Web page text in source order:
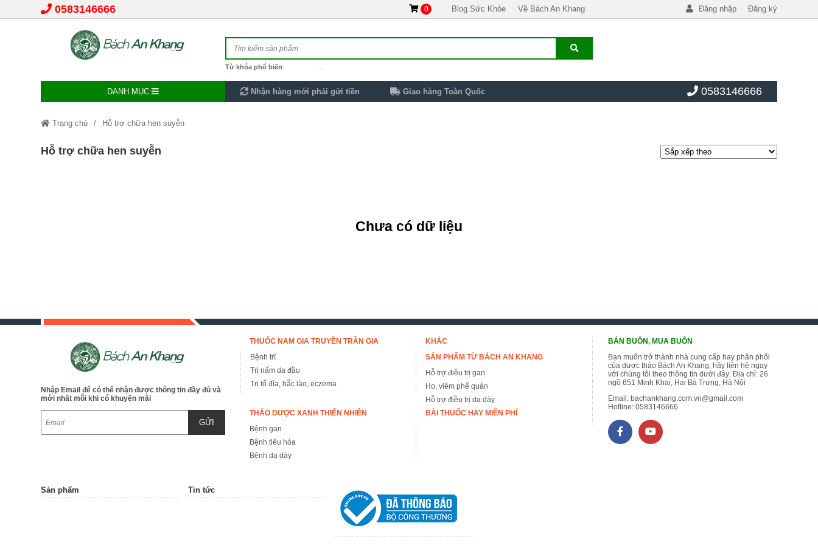
0583146666 0 Blog Sức Khỏe Về Bách An Khang Đăng nhập Đăng ký
Từ khóa phổ biến
DANH MỤC Nhận hàng mới phải gửi tiền Giao hàng Toàn Quốc 0583146666
Trang chủ Hỗ trợ chữa hen suyễn
Hỗ trợ chữa hen suyễn
Chưa có dữ liệu
Nhập Email để có thể nhận được thông tin đầy đủ và
mới nhất mỗi khi có khuyến mãi
GỬI
THUỐC NAM GIA TRUYỀN TRẦN GIA
Bệnh trĩ
Trị nấm da đầu
Trị tổ đỉa, hắc lào, eczema
KHÁC
SẢN PHẨM TỪ BÁCH AN KHANG
Hỗ trợ điều trị gan
Ho, viêm phế quản
Hỗ trợ điều trị dạ dày
THẢO DƯỢC XANH THIÊN NHIÊN
Bệnh gan
Bệnh tiêu hóa
Bệnh dạ dày
BÀI THUỐC HAY MIỄN PHÍ
BÁN BUÔN, MUA BUÔN
Bạn muốn trở thành nhà cung cấp hay phân phối
của dược thảo Bách An Khang, hãy liên hệ ngay
với chúng tôi theo thông tin dưới đây: Địa chỉ: 26
ngõ 651 Minh Khai, Hai Bà Trưng, Hà Nội
Email: bachankhang.com.vn@gmail.com
Hotline:0583146666
Sản phẩm Tin tức